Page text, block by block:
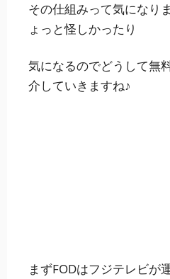
その仕組みって気になり
ょっと怪しかったり
気になるのでどうして無
介していきますね♪
まずFODはフジテレビが